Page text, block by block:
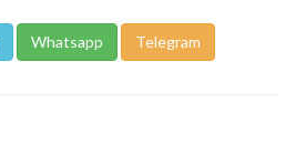
Whatsapp Telegram